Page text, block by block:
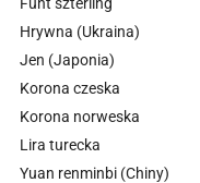
Hrywna (Ukraina)
Jen (Japonia)
Korona czeska
Korona norweska
Lira turecka
Yuan renminbi (Chiny)